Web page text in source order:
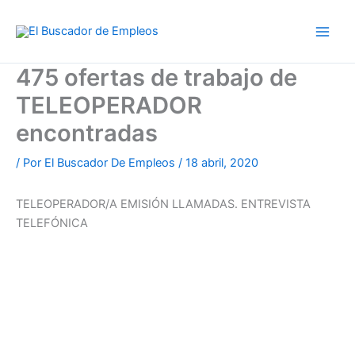
475 ofertas de trabajo de
TELEOPERADOR
encontradas
/ Por El Buscador De Empleos / 18 abril, 2020
TELEOPERADOR/A EMISIÓN LLAMADAS. ENTREVISTA
TELEFÓNICA